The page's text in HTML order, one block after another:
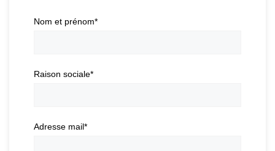
Nom et prénom*
Raison sociale*
Adresse mail*